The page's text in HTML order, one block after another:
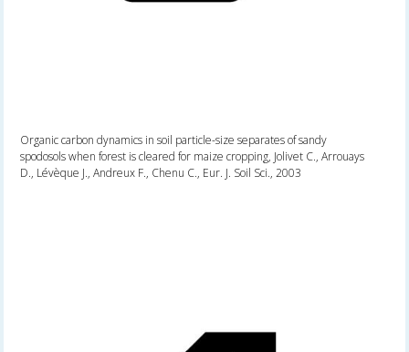
Organic carbon dynamics in soil particle-size separates of sandy
spodosols when forest is cleared for maize cropping, Jolivet C., Arrouays
D., Lévèque J., Andreux F., Chenu C., Eur. J. Soil Sci., 2003